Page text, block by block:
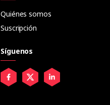
Quiénes somos
Suscripción
Síguenos